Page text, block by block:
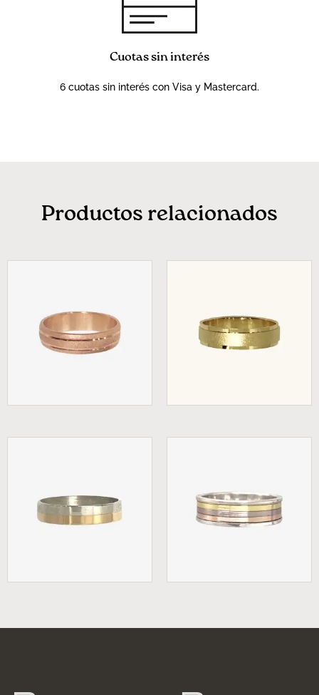
Cuotas sin interés
6 cuotas sin interés con Visa y Mastercard.
Productos relacionados